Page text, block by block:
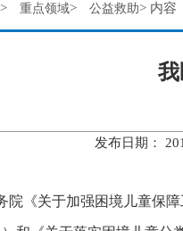
> 重点领域> 公益救助> 内容
发布日期：
院《关于加强困境儿童保